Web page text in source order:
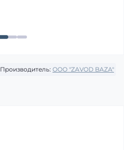
Производитель: OOO "ZAVOD BAZA"